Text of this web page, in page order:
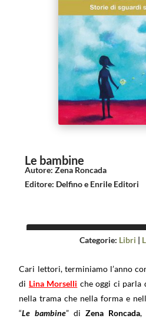
Le bambine
Autore:Zena Roncada
Editore: Delfino e Enrile Editori
Categorie: Libri |
Cari lettori, terminiamo l’anno
di Lina Morselli che oggi ci parla
nella trama che nella forma e
“Le bambine” di Zena Roncada,